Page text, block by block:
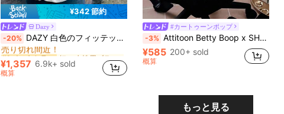
¥342 節約
Dazy
-20% DAZY 白色のフィッテッド スリーブレス チューブトップシャツ、ホリデー フラワー バケーション ビーチ、春夏、フリル ベビードール トップス アウトトップス
#1 ベストセラー
売り切れ間近！
#1 ベストセラー
売り切れ間近！
#1 ベストセラー
売り切れ間近！
#1 ベストセラー 短い 女性用ブラウス
売り切れ間近！
¥1,357 6.9k+ sold
概算
#カートゥーンポップ
-3% Attitoon Betty Boop x SHEIN カジュアルスポーティーストリートスタイル 多用途パーティー空港アウトフィット、ブラック&レッドストライプ数字文字グラフィックカレッジ調プリント、ミュージックフェスティバル夏アウトドア レディース ラウンドネック ルーズフィット 半袖Tシャツ
¥585 200+ sold
概算
もっと見る